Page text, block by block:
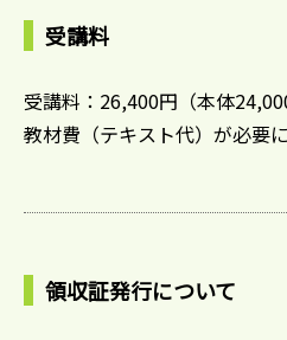
受講料
受講料：26,400円（本体
教材費（テキスト代）が必要に
領収証発行について